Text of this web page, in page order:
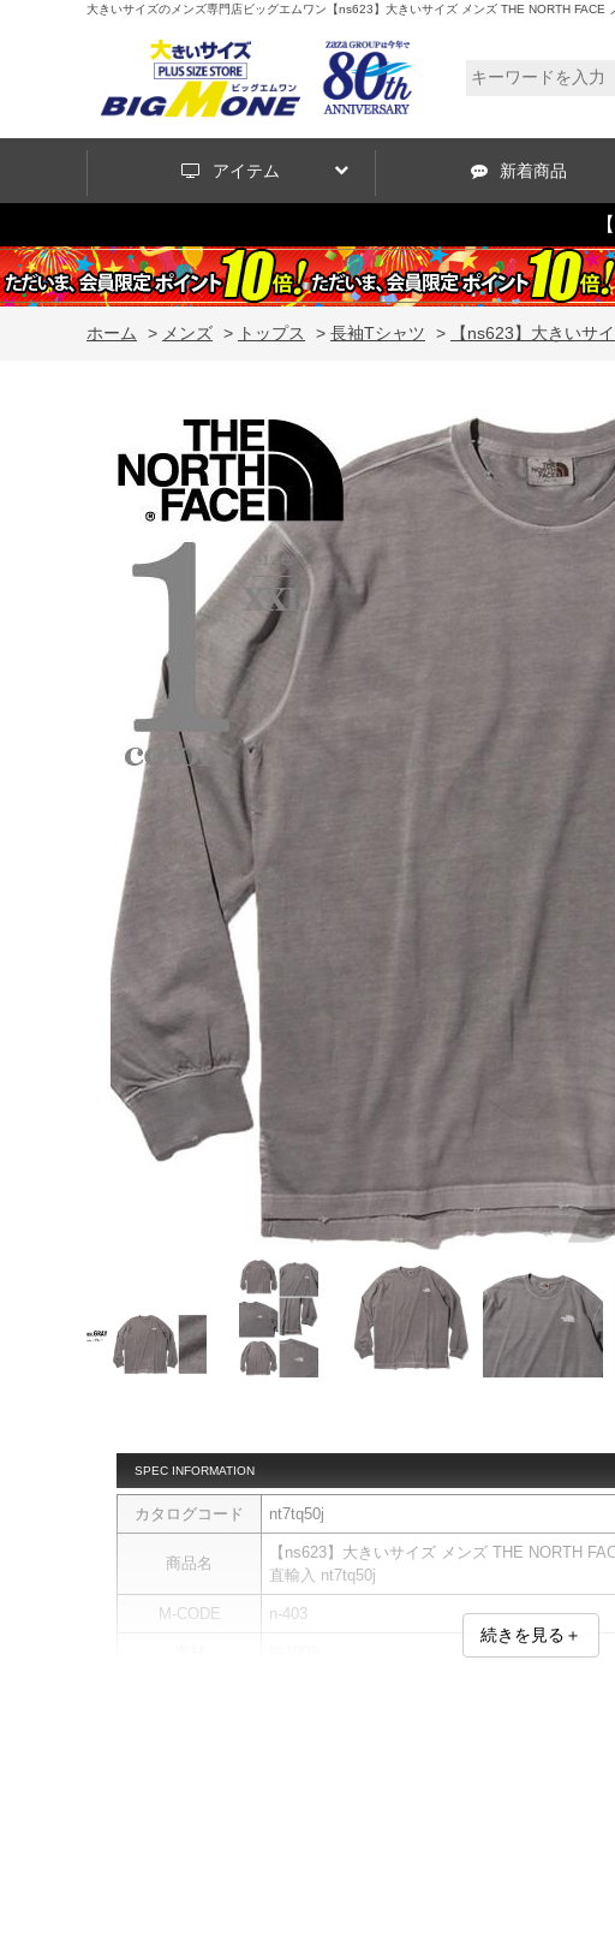
大きいサイズのメンズ専門店ビッグエムワン【ns623】大きいサイズ メンズ THE NORTH
アイテム 新着商品
ホーム > メンズ > トップス > 長袖Tシャツ > 【ns623】大きいサ
SPEC INFORMATION
カタログコード nt7tq50j
商品名
【ns623】大きいサイズ メンズ THE NORTH
直輸入 nt7tq50j
M-CODE n-403
続きを見る＋